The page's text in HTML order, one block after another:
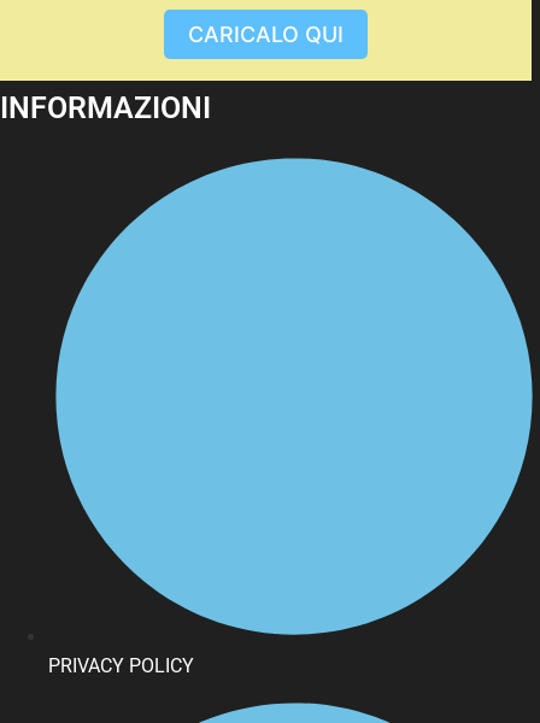
CARICALO QUI
INFORMAZIONI
PRIVACY POLICY